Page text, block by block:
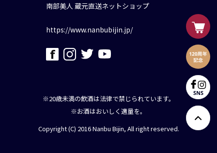
南部美人 蔵元直送ネットショップ
https://www.nanbubijin.jp/
※20歳未満の飲酒は法律で禁じられています。
※お酒はおいしく適量を。
Copyright (C) 2016 Nanbu Bijin, All right reserved.